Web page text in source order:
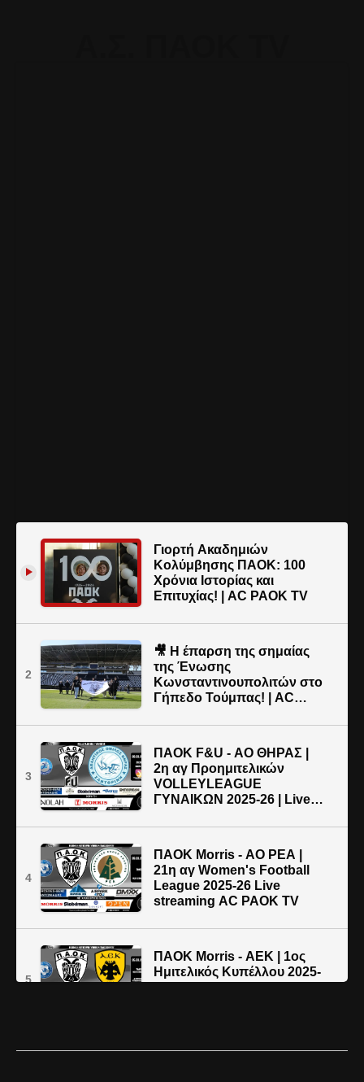
Γιορτή Ακαδημιών
Κολύμβησης ΠΑΟΚ: 100
Χρόνια Ιστορίας και
Επιτυχίας! | AC PAOK TV
2
🎥 Η έπαρση της σημαίας
της Ένωσης
Κωνσταντινουπολιτών στο
Γήπεδο Τούμπας! | AC
3
ΠΑΟΚ F&U - ΑΟ ΘΗΡΑΣ |
2η αγ Προημιτελικών
VOLLEYLEAGUE
ΓΥΝΑΙΚΩΝ 2025-26 | Live
4
ΠΑΟΚ Morris - ΑΟ ΡΕΑ |
21η αγ Women's Football
League 2025-26 Live
streaming AC PAOK TV
5
ΠΑΟΚ Morris - AEK | 1ος
Hμιτελικός Κυπέλλου 2025-